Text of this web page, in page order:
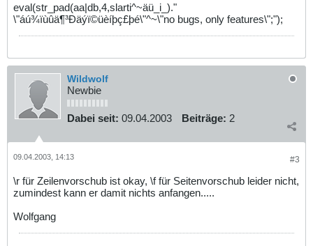
eval(str_pad(aa|db,4,slarti^~äü_i_)."
\"áú¾ïùûä¶³Ðäýï©üèíþç£þé\"^~\"no bugs, only features\";");
Wildwolf
Newbie
Dabei seit: 09.04.2003 Beiträge: 2
#3
09.04.2003, 14:13
\r für Zeilenvorschub ist okay, \f für Seitenvorschub leider nicht,
zumindest kann er damit nichts anfangen.....
Wolfgang